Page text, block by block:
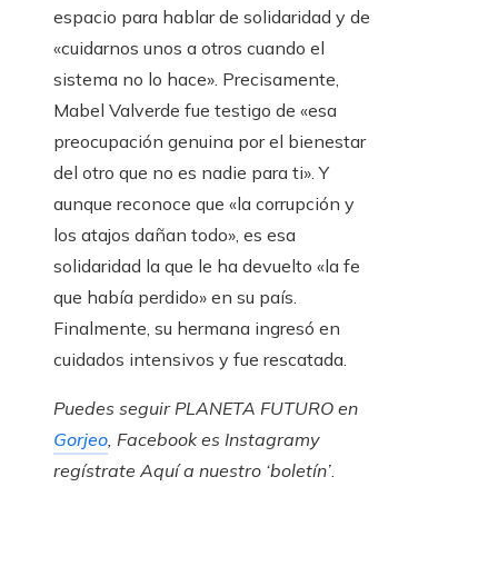
espacio para hablar de solidaridad y de
«cuidarnos unos a otros cuando el
sistema no lo hace». Precisamente,
Mabel Valverde fue testigo de «esa
preocupación genuina por el bienestar
del otro que no es nadie para ti». Y
aunque reconoce que «la corrupción y
los atajos dañan todo», es esa
solidaridad la que le ha devuelto «la fe
que había perdido» en su país.
Finalmente, su hermana ingresó en
cuidados intensivos y fue rescatada.
Puedes seguir PLANETA FUTURO en
Gorjeo, Facebookes Instagramy
regístrate Aquía nuestro ‘boletín’.